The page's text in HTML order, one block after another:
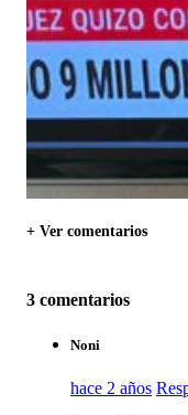
+ Ver comentarios
3 comentarios
Noni
hace 2 años